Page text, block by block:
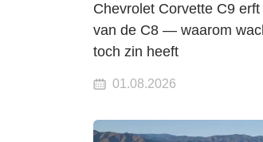
Chevrolet Corvette C9
van de C8 — waarom
toch zin heeft
01.08.2026